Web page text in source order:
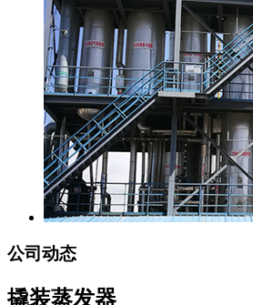
公司动态
撬装蒸发器